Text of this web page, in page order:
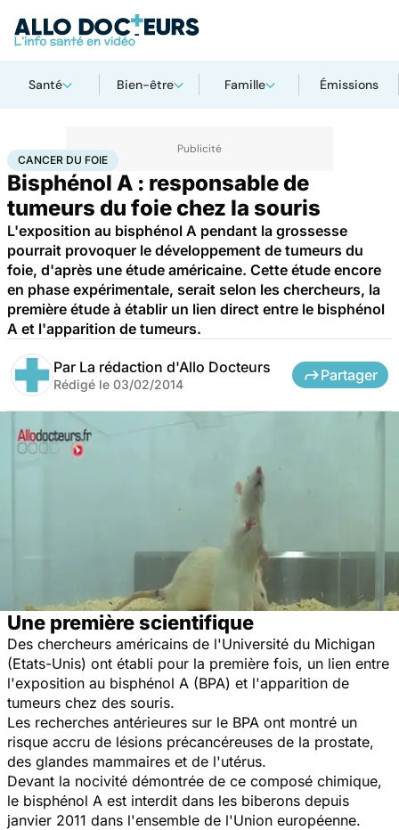
Santé Bien-être Famille Émissions
AccueilSanté Maladies Cancer du foie
CANCER DU FOIE
Bisphénol A : responsable de
tumeurs du foie chez la souris
L'exposition au bisphénol A pendant la grossesse
pourrait provoquer le développement de tumeurs du
foie, d'après une étude américaine. Cette étude encore
en phase expérimentale, serait selon les chercheurs, la
première étude à établir un lien direct entre le bisphénol
A et l'apparition de tumeurs.
Par La rédaction d'Allo Docteurs
Rédigé le 03/02/2014
Partager
Une première scientifique
Des chercheurs américains de l'Université du Michigan
(Etats-Unis) ont établi pour la première fois, un lien entre
l'exposition au bisphénol A (BPA) et l'apparition de
tumeurs chez des souris.
Les recherches antérieures sur le BPA ont montré un
risque accru de lésions précancéreuses de la prostate,
des glandes mammaires et de l'utérus.
Devant la nocivité démontrée de ce composé chimique,
le bisphénol A est interdit dans les biberons depuis
janvier 2011 dans l'ensemble de l'Union européenne.